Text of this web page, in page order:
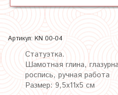
Артикул: KN 00-04
Статуэтка.
Шамотная глина,
роспись, ручная работа
Размер: 9,5х11х5 см